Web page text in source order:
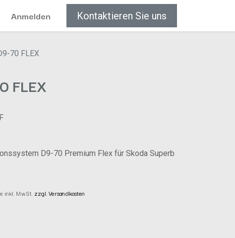
Anmelden Kontaktieren Sie uns
70 FLEX
FLEX
D9-70 Premium Flex für Skoda Superb
inkl. MwSt. zzgl. Versandkosten